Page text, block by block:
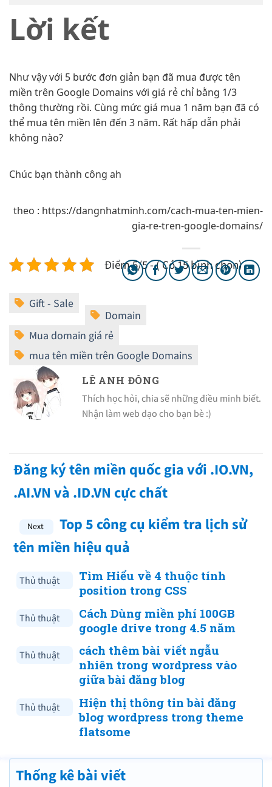
Lời kết
Như vậy với 5 bước đơn giản bạn đã mua được tên
miền trên Google Domains với giá rẻ chỉ bằng 1/3
thông thường rồi. Cùng mức giá mua 1 năm bạn đã có
thể mua tên miền lên đến 3 năm. Rất hấp dẫn phải
không nào?
Chúc bạn thành công ah
theo : https://dangnhatminh.com/cach-mua-ten-mien-
gia-re-tren-google-domains/
Điểm 5/5 - ( Có 15 bình chọn)
LÊ ANH ĐÔNG
Thích học hỏi, chia sẽ những điều minh biết.
Nhận làm web dạo cho bạn bè :)
Đăng ký tên miền quốc gia với .IO.VN,
.AI.VN và .ID.VN cực chất
Top 5 công cụ kiểm tra lịch sử
tên miền hiệu quả
Thủ thuật
Tìm Hiểu về 4 thuộc tính
position trong CSS
Thủ thuật
Cách Dùng miền phí 100GB
google drive trong 4.5 năm
Thủ thuật
cách thêm bài viết ngẫu
nhiên trong wordpress vào
giữa bài đăng blog
Thủ thuật
Hiện thị thông tin bài đăng
blog wordpress trong theme
flatsome
Thống kê bài viết